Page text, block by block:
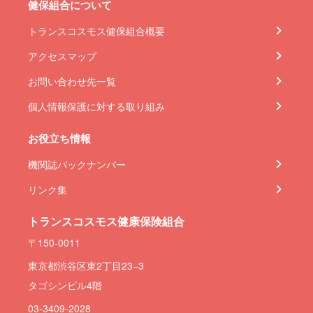
健保組合について
トランスコスモス健保組合概要
アクセスマップ
お問い合わせ先一覧
個人情報保護に対する取り組み
お役立ち情報
機関誌バックナンバー
リンク集
トランスコスモス健康保険組合
〒150-0011
東京都渋谷区東2丁目23−3
タゴシンビル4階
03-3409-2028